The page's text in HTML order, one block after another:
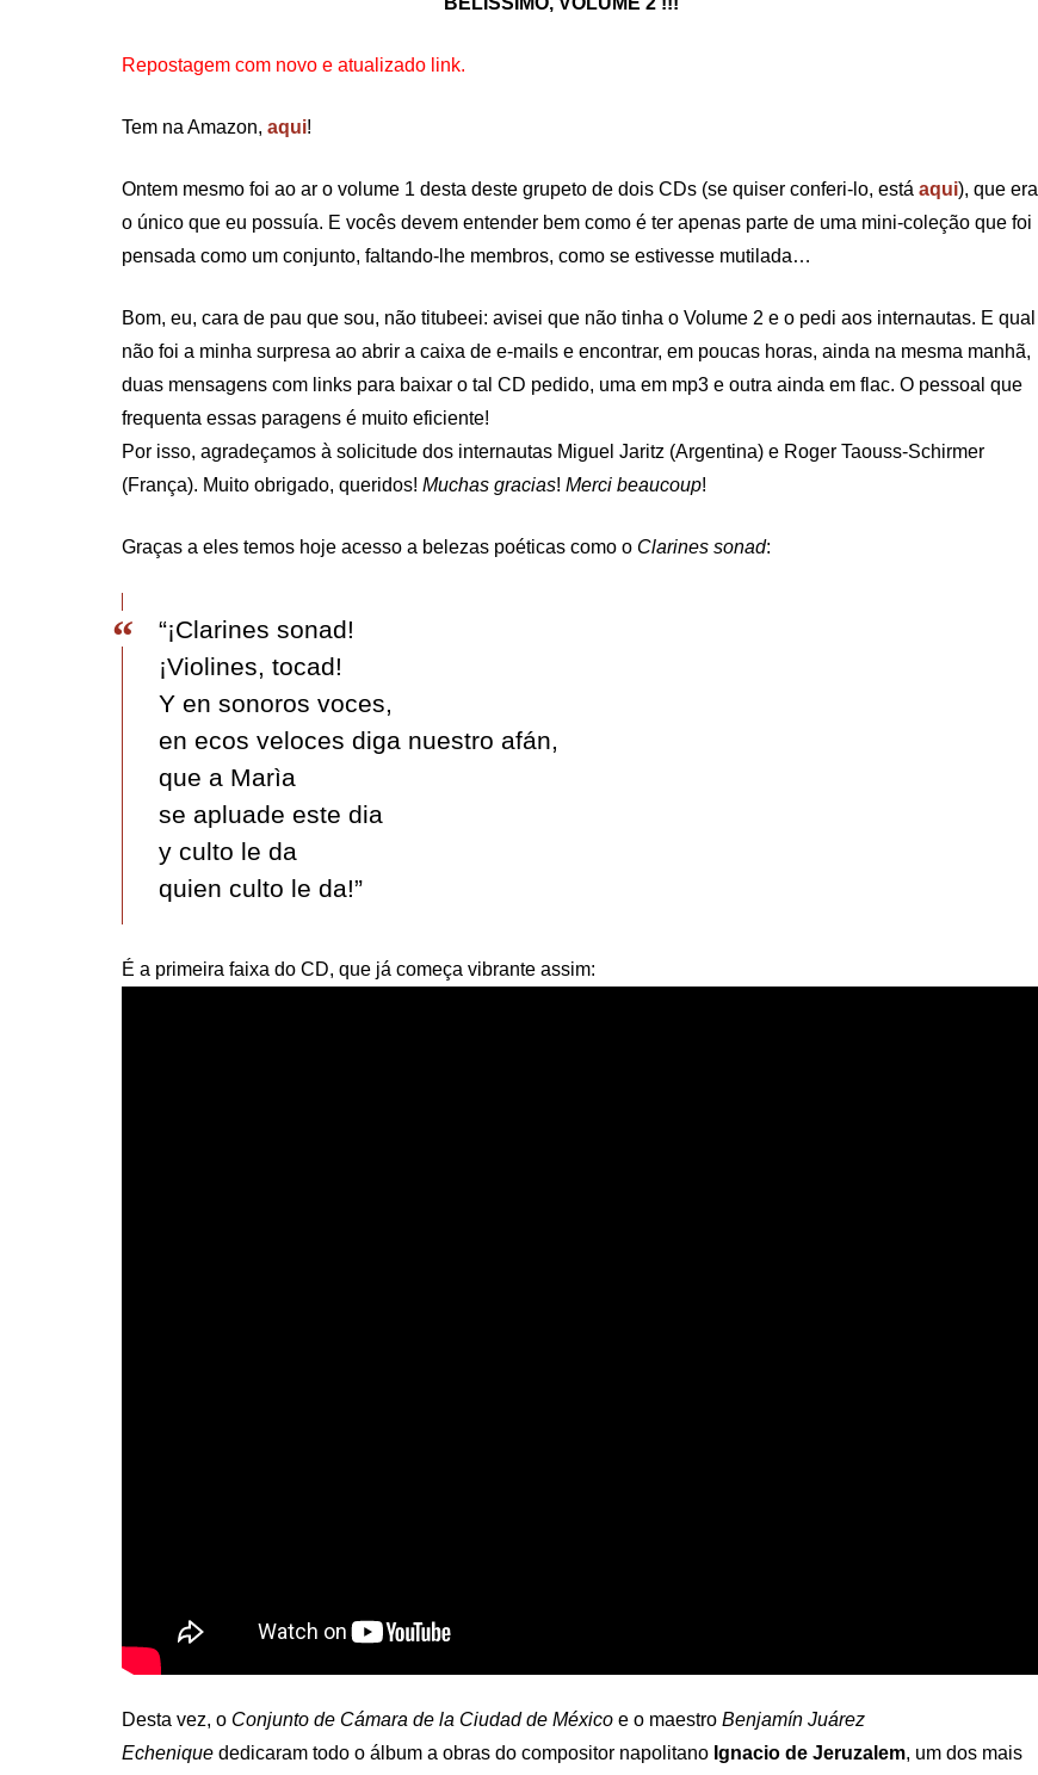
Repostagem com novo e atualizado link.
Tem na Amazon, aqui!
Ontem mesmo foi ao ar o volume 1 desta deste grupeto de dois CDs (se quiser conferi-lo, está aqui), que era
o único que eu possuía. E vocês devem entender bem como é ter apenas parte de uma mini-coleção que foi
pensada como um conjunto, faltando-lhe membros, como se estivesse mutilada…
Bom, eu, cara de pau que sou, não titubeei: avisei que não tinha o Volume 2 e o pedi aos internautas. E qual
não foi a minha surpresa ao abrir a caixa de e-mails e encontrar, em poucas horas, ainda na mesma manhã,
duas mensagens com links para baixar o tal CD pedido, uma em mp3 e outra ainda em flac. O pessoal que
frequenta essas paragens é muito eficiente!
Por isso, agradeçamos à solicitude dos internautas Miguel Jaritz (Argentina) e Roger Taouss-Schirmer
(França). Muito obrigado, queridos! Muchas gracias! Merci beaucoup!
Graças a eles temos hoje acesso a belezas poéticas como o Clarines sonad:
“¡Clarines sonad!
¡Violines, tocad!
Y en sonoros voces,
en ecos veloces diga nuestro afán,
que a Marìa
se apluade este dia
y culto le da
quien culto le da!”
É a primeira faixa do CD, que já começa vibrante assim:
Desta vez, o Conjunto de Cámara de la Ciudad de México e o maestro Benjamín Juárez
Echenique dedicaram todo o álbum a obras do compositor napolitano Ignacio de Jeruzalem, um dos mais